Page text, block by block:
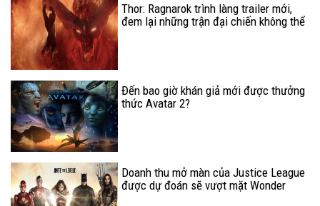
Thor: Ragnarok trình làng trailer mới,
đem lại những trận đại chiến không thể
Đến bao giờ khán giả mới được thưởng
thức Avatar 2?
Doanh thu mở màn của Justice League
được dự đoán sẽ vượt mặt Wonder